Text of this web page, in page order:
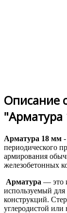
Описание
Арматура 18 мм -
периодического
армирования
железобетонных
Арматура — это
используемый
конструкций.
углеродистой или